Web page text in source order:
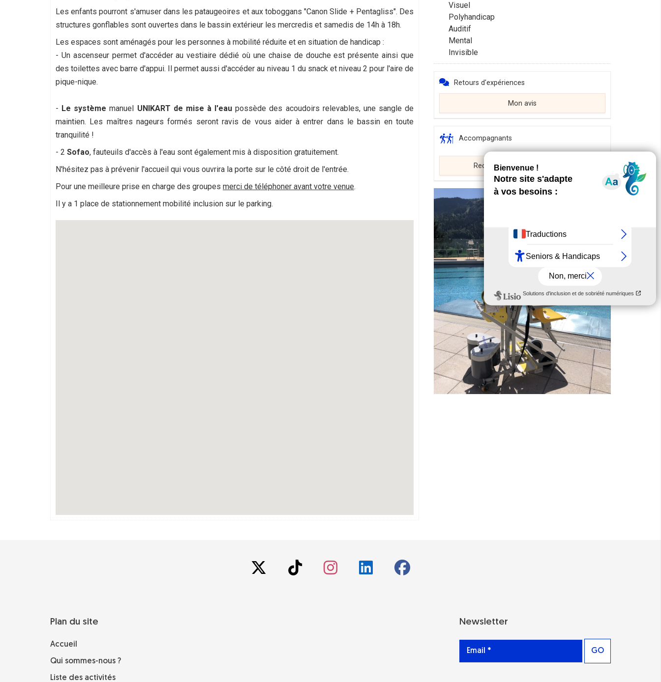
Les enfants pourront s'amuser dans les pataugeoires et aux toboggans "Canon Slide + Pentagliss". Des
structures gonflables sont ouvertes dans le bassin extérieur les mercredis et samedis de 14h à 18h.
Les espaces sont aménagés pour les personnes à mobilité réduite et en situation de handicap :
- Un ascenseur permet d'accéder au vestiaire dédié où une chaise de douche est présente ainsi que
des toilettes avec barre d'appui. Il permet aussi d'accéder au niveau 1 du snack et niveau 2 pour l'aire de
pique-nique.
- Le système manuel UNIKART de mise à l'eau possède des acoudoirs relevables, une sangle de
maintien. Les maîtres nageurs formés seront ravis de vous aider à entrer dans le bassin en toute
tranquilité !
- 2 Sofao, fauteuils d'accès à l'eau sont également mis à disposition gratuitement.
N'hésitez pas à prévenir l'accueil qui vous ouvrira la porte sur le côté droit de l'entrée.
Pour une meilleure prise en charge des groupes merci de téléphoner avant votre venue.
Il y a 1 place de stationnement mobilité inclusion sur le parking.
Visuel
Polyhandicap
Auditif
Mental
Invisible
Retours d'expériences
Mon avis
Accompagnants
Rechercher un accompagnant
Plan du site
Accueil
Qui sommes-nous ?
Liste des activités
Newsletter
GO